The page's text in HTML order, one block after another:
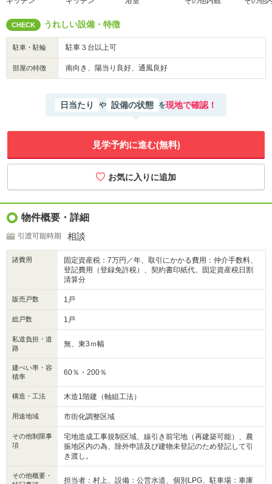
CHECK うれしい設備・特徴
駐車・駐輪 駐車３台以上可
部屋の特徴 南向き、陽当り良好、通風良好
日当たり や 設備の状態 を現地で確認！
見学予約に進む(無料)
物件概要・詳細
引渡可能時期 相談
諸費用
固定資産税：7万円／年、取引にかかる費用：仲介手数料、
登記費用（登録免許税）、契約書印紙代、固定資産税日割
清算分
販売戸数 1戸
総戸数 1戸
私道負担・道
路
無、東3ｍ幅
建ぺい率・容
積率
60％・200％
構造・工法 木造1階建（軸組工法）
用途地域 市街化調整区域
その他制限事
項
宅地造成工事規制区域、線引き前宅地（再建築可能）、農
振地区内の為、除外申請及び建物未登記のため登記して引
き渡し。
その他概要・
担当者：村上、設備：公営水道、個別LPG、駐車場：車庫